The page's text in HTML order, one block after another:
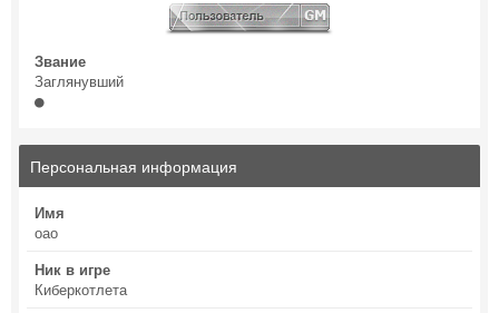
Звание
Заглянувший
Персональная информация
Имя
оао
Ник в игре
Киберкотлета